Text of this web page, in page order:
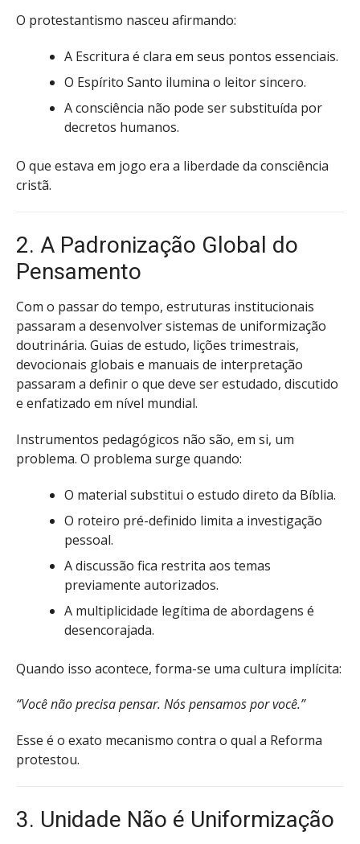
O protestantismo nasceu afirmando:
A Escritura é clara em seus pontos essenciais.
O Espírito Santo ilumina o leitor sincero.
A consciência não pode ser substituída por
decretos humanos.
O que estava em jogo era a liberdade da consciência
cristã.
2. A Padronização Global do
Pensamento
Com o passar do tempo, estruturas institucionais
passaram a desenvolver sistemas de uniformização
doutrinária. Guias de estudo, lições trimestrais,
devocionais globais e manuais de interpretação
passaram a definir o que deve ser estudado, discutido
e enfatizado em nível mundial.
Instrumentos pedagógicos não são, em si, um
problema. O problema surge quando:
O material substitui o estudo direto da Bíblia.
O roteiro pré-definido limita a investigação
pessoal.
A discussão fica restrita aos temas
previamente autorizados.
A multiplicidade legítima de abordagens é
desencorajada.
Quando isso acontece, forma-se uma cultura implícita:
“Você não precisa pensar. Nós pensamos por você.”
Esse é o exato mecanismo contra o qual a Reforma
protestou.
3. Unidade Não é Uniformização